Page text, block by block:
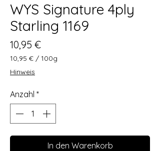
WYS Signature 4ply
Starling 1169
10,95 €Preis
10,95 € / 100g
10,95 €
pro
Gramm
Hinweis
Anzahl *
In den Warenkorb